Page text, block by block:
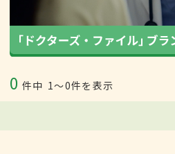
0 件中 1〜0件を表示